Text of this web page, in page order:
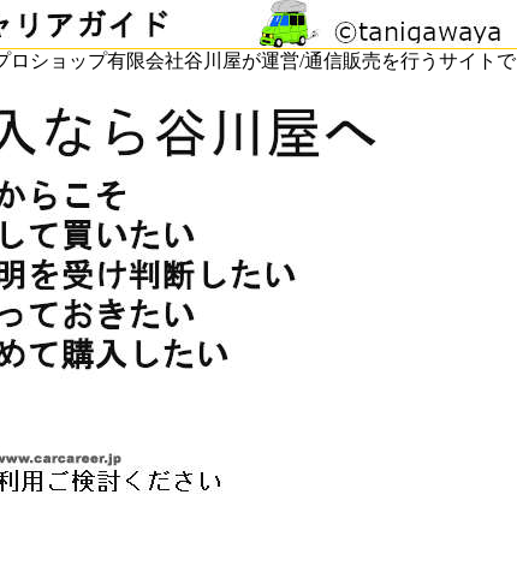
ショップ有限会社谷川屋が運営/通信販売を行うサイトで